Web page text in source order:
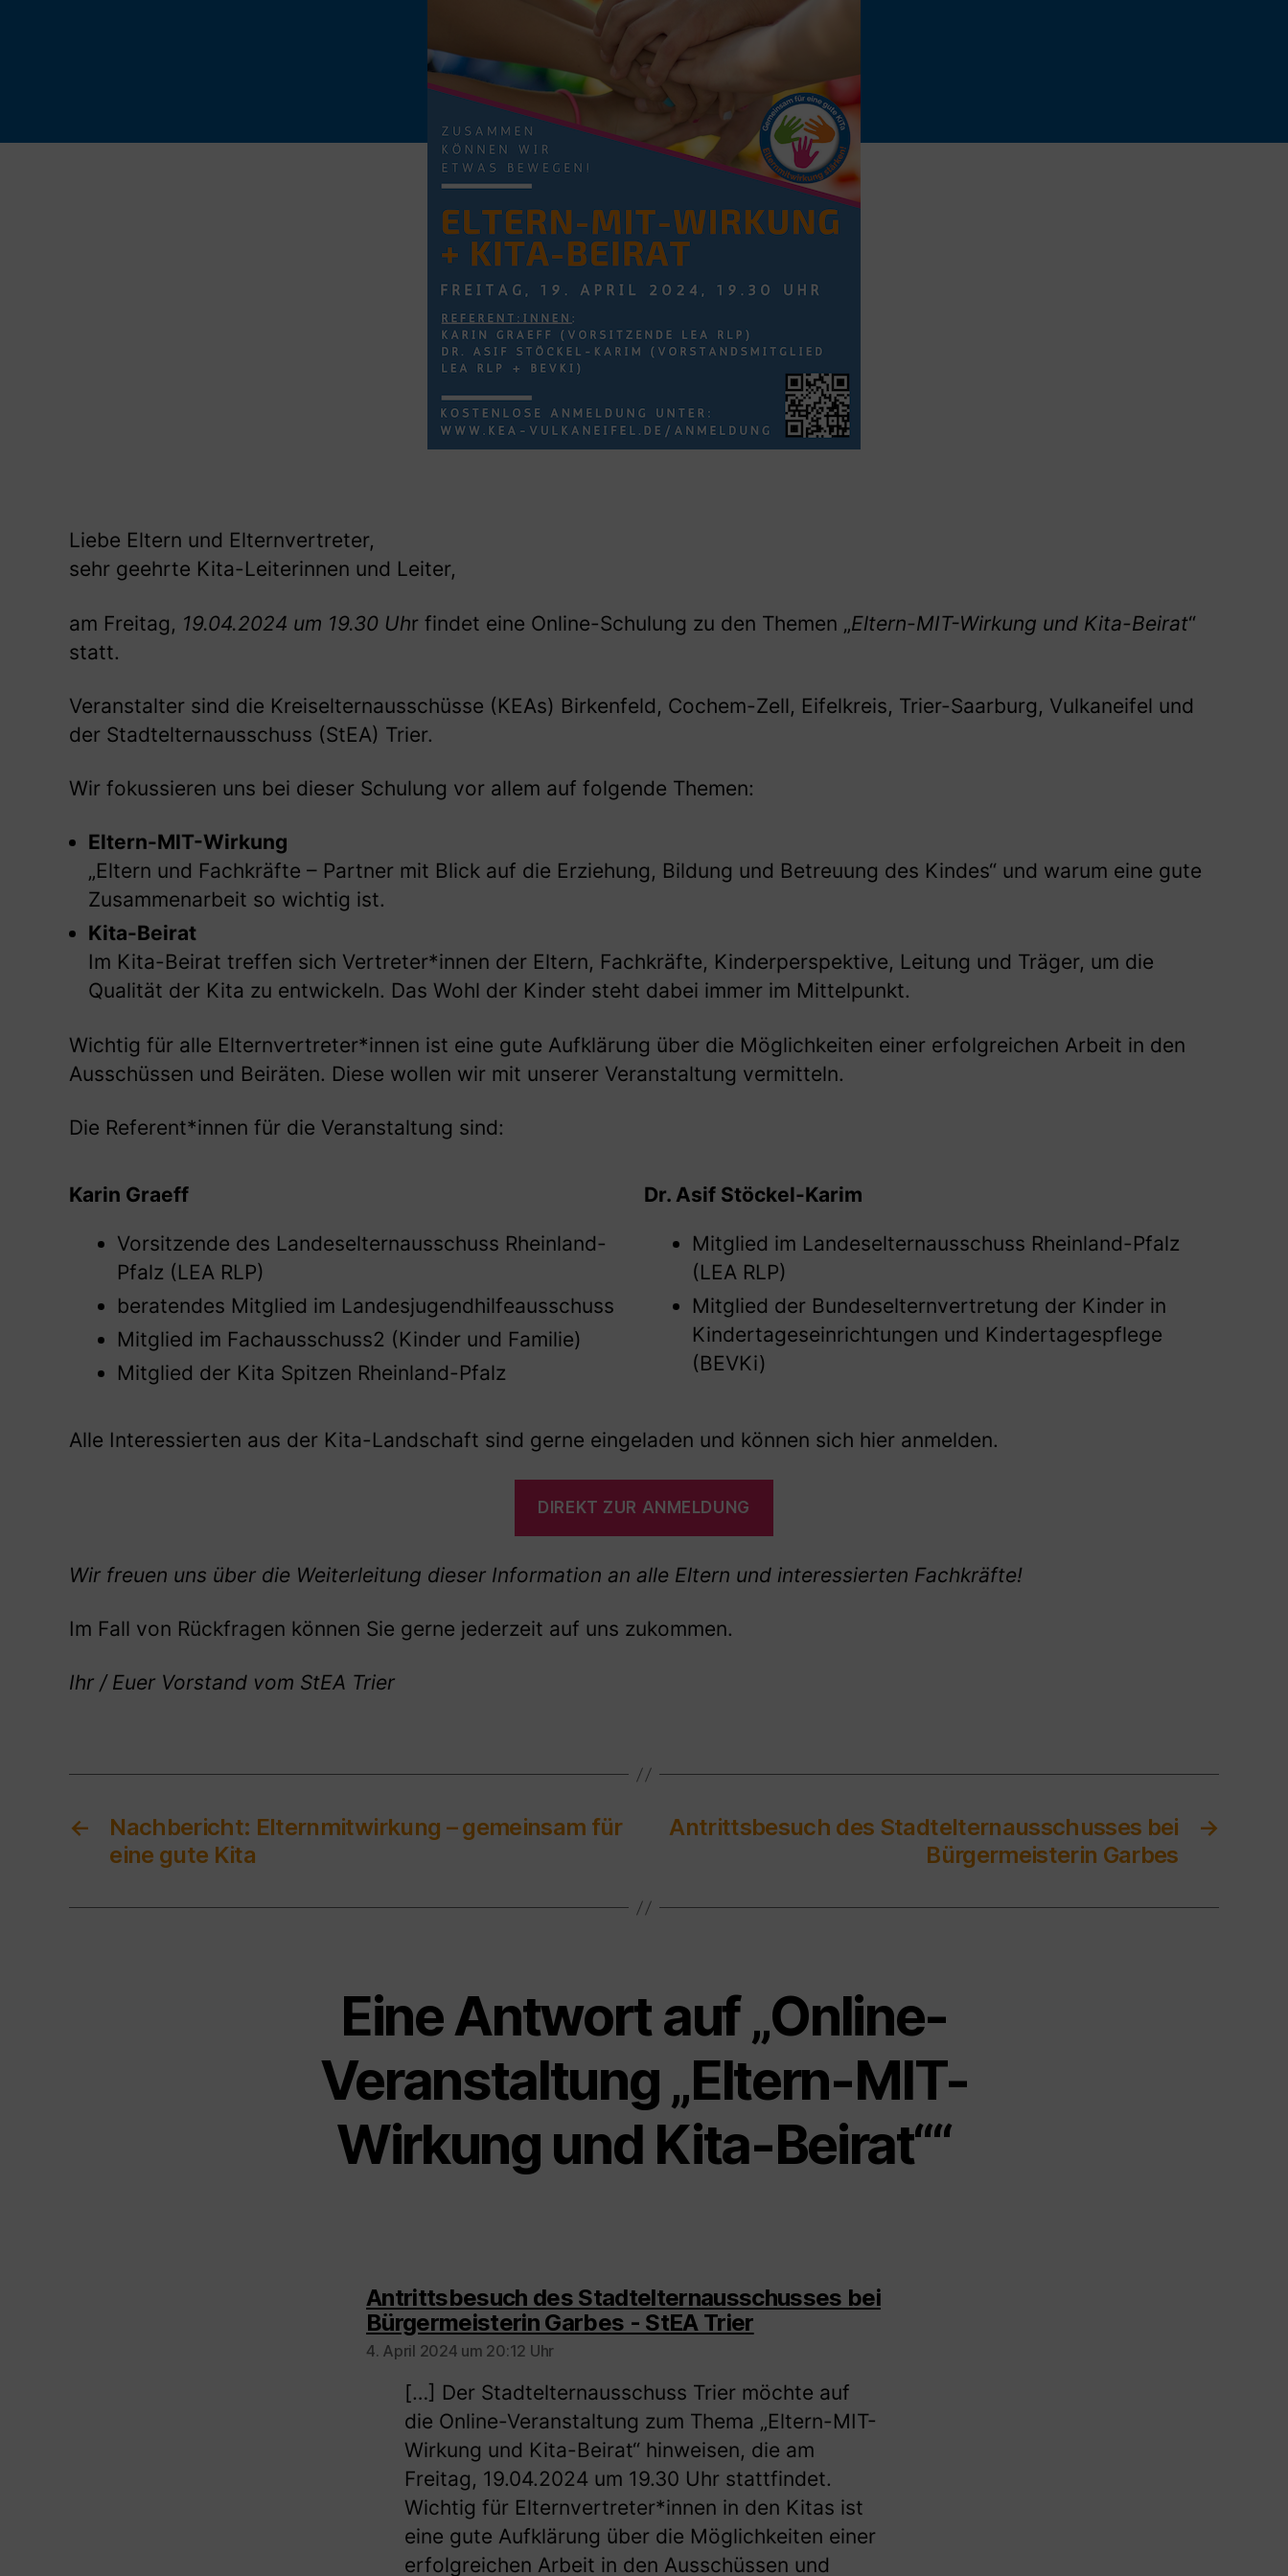
Liebe Eltern und Elternvertreter,
sehr geehrte Kita-Leiterinnen und Leiter,
am Freitag, 19.04.2024 um 19.30 Uhr findet eine Online-Schulung zu den Themen „Eltern-MIT-Wirkung und Kita-Beirat“
statt.
Veranstalter sind die Kreiselternausschüsse (KEAs) Birkenfeld, Cochem-Zell, Eifelkreis, Trier-Saarburg, Vulkaneifel und
der Stadtelternausschuss (StEA) Trier.
Wir fokussieren uns bei dieser Schulung vor allem auf folgende Themen:
Eltern-MIT-Wirkung
„Eltern und Fachkräfte – Partner mit Blick auf die Erziehung, Bildung und Betreuung des Kindes“ und warum eine gute
Zusammenarbeit so wichtig ist.
Kita-Beirat
Im Kita-Beirat treffen sich Vertreter*innen der Eltern, Fachkräfte, Kinderperspektive, Leitung und Träger, um die
Qualität der Kita zu entwickeln. Das Wohl der Kinder steht dabei immer im Mittelpunkt.
Wichtig für alle Elternvertreter*innen ist eine gute Aufklärung über die Möglichkeiten einer erfolgreichen Arbeit in den
Ausschüssen und Beiräten. Diese wollen wir mit unserer Veranstaltung vermitteln.
Die Referent*innen für die Veranstaltung sind:
Karin Graeff
Vorsitzende des Landeselternausschuss Rheinland-
Pfalz (LEA RLP)
beratendes Mitglied im Landesjugendhilfeausschuss
Mitglied im Fachausschuss2 (Kinder und Familie)
Mitglied der Kita Spitzen Rheinland-Pfalz
Dr. Asif Stöckel-Karim
Mitglied im Landeselternausschuss Rheinland-Pfalz
(LEA RLP)
Mitglied der Bundeselternvertretung der Kinder in
Kindertageseinrichtungen und Kindertagespflege
(BEVKi)
Alle Interessierten aus der Kita-Landschaft sind gerne eingeladen und können sich hier anmelden.
DIREKT ZUR ANMELDUNG
Wir freuen uns über die Weiterleitung dieser Information an alle Eltern und interessierten Fachkräfte!
Im Fall von Rückfragen können Sie gerne jederzeit auf uns zukommen.
Ihr / Euer Vorstand vom StEA Trier
←
Nachbericht: Elternmitwirkung – gemeinsam für
eine gute Kita
→
Antrittsbesuch des Stadtelternausschusses bei
Bürgermeisterin Garbes
Eine Antwort auf „Online-
Veranstaltung „Eltern-MIT-
Wirkung und Kita-Beirat““
Antrittsbesuch des Stadtelternausschusses bei
Bürgermeisterin Garbes - StEA Triersagt:
4. April 2024 um 20:12 Uhr
[…] Der Stadtelternausschuss Trier möchte auf
die Online-Veranstaltung zum Thema „Eltern-MIT-
Wirkung und Kita-Beirat“ hinweisen, die am
Freitag, 19.04.2024 um 19.30 Uhr stattfindet.
Wichtig für Elternvertreter*innen in den Kitas ist
eine gute Aufklärung über die Möglichkeiten einer
erfolgreichen Arbeit in den Ausschüssen und